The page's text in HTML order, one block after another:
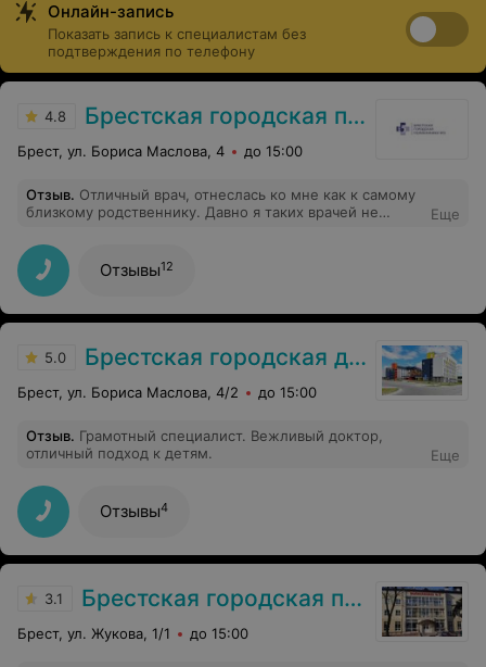
Онлайн-запись
Показать запись к специалистам без
подтверждения по телефону
4.8 Брестская городская поликлиника №5
Брест, ул. Бориса Маслова, 4 до 15:00
Отзыв. Отличный врач, отнеслась ко мне как к самому
близкому родственнику. Давно я таких врачей не
Еще
Отзывы12
5.0 Брестская городская детская поликлиника №3
Брест, ул. Бориса Маслова, 4/2 до 15:00
Отзыв. Грамотный специалист. Вежливый доктор,
отличный подход к детям.
Еще
Отзывы4
3.1 Брестская городская поликлиника №3
Брест, ул. Жукова, 1/1 до 15:00